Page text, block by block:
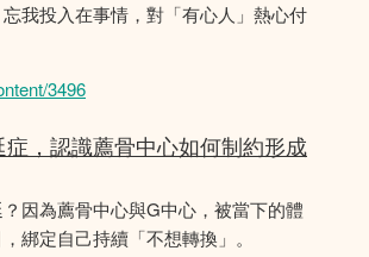
我投入在事情，對「有心人」熱心付
3496
症，認識薦骨中心如何制約形成
因為薦骨中心與G中心，被當下的體
綁定自己持續「不想轉換」。